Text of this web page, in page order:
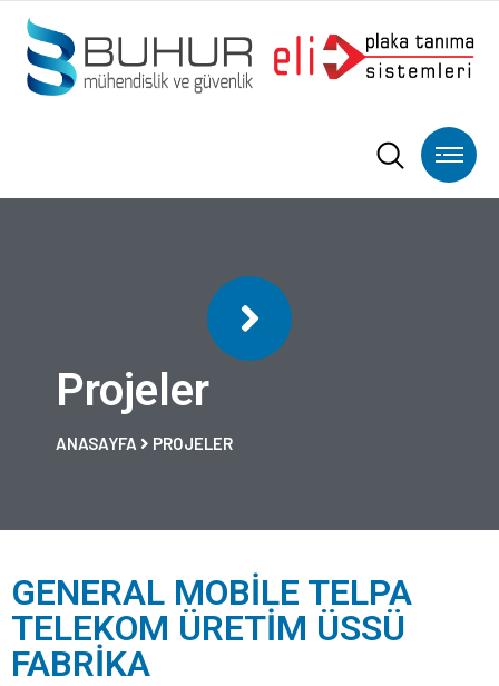
Projeler
ANASAYFA PROJELER
GENERAL MOBİLE TELPA
TELEKOM ÜRETİM ÜSSÜ
FABRİKA